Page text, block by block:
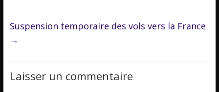
Suspension temporaire des vols vers la France
→
Laisser un commentaire